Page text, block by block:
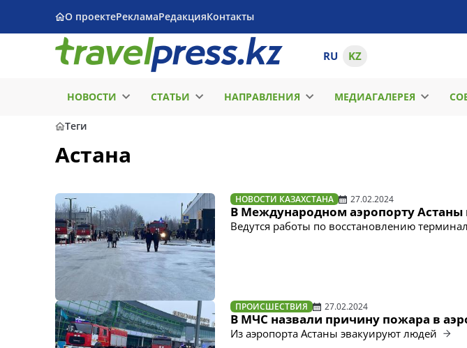
О проектеРекламаРедакцияКонтакты
RU KZ
НОВОСТИ СТАТЬИ НАПРАВЛЕНИЯ МЕДИАГАЛЕРЕЯ
Теги
Астана
НОВОСТИ КАЗАХСТАНА 27.02.2024
В Международном аэропорту
Ведутся работы по восстановлению
ПРОИСШЕСТВИЯ 27.02.2024
В МЧС назвали причину пожара в
Из аэропорта Астаны эвакуируют людей